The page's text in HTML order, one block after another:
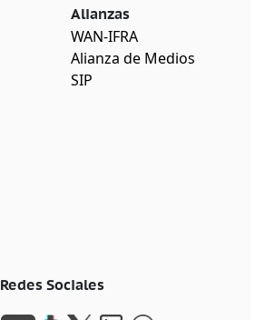
Alianzas
WAN-IFRA
Alianza de Medios
SIP
Redes Sociales